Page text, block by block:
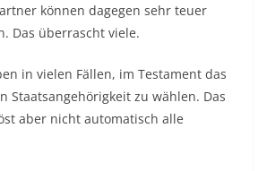
können dagegen sehr teuer
Das überrascht viele.
in vielen Fällen, im Testament das
Staatsangehörigkeit zu wählen. Das
aber nicht automatisch alle